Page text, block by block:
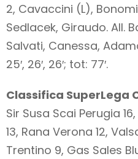
2, Cavaccini (L),
Sedlacek, Giraudo. All.
Salvati, Canessa,
25′, 26′, 26′; tot: 77′.
Classifica SuperLega
Sir Susa Scai Perugia
13, Rana Verona 12,
Trentino 9, Gas Sales